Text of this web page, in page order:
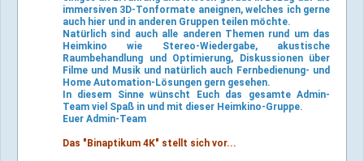
immersiven 3D-Tonformate aneignen, welches ich gerne
auch hier und in anderen Gruppen teilen möchte.
Natürlich sind auch alle anderen Themen rund um das
Heimkino wie Stereo-Wiedergabe, akustische
Raumbehandlung und Optimierung, Diskussionen über
Filme und Musik und natürlich auch Fernbedienung- und
Home Automation-Lösungen gern gesehen.
In diesem Sinne wünscht Euch das gesamte Admin-
Team viel Spaß in und mit dieser Heimkino-Gruppe.
Euer Admin-Team
Das "Binaptikum 4K" stellt sich vor...